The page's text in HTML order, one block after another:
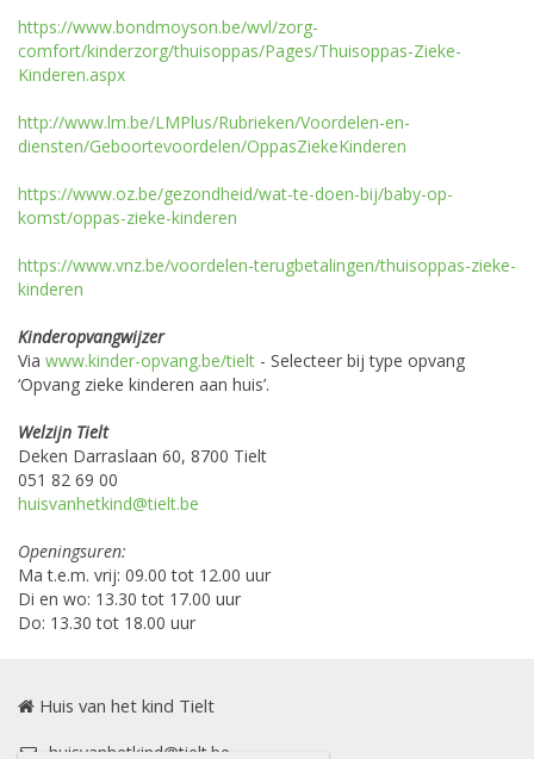
https://www.bondmoyson.be/wvl/zorg-
comfort/kinderzorg/thuisoppas/Pages/Thuisoppas-Zieke-
Kinderen.aspx
http://www.lm.be/LMPlus/Rubrieken/Voordelen-en-
diensten/Geboortevoordelen/OppasZiekeKinderen
https://www.oz.be/gezondheid/wat-te-doen-bij/baby-op-
komst/oppas-zieke-kinderen
https://www.vnz.be/voordelen-terugbetalingen/thuisoppas-zieke-
kinderen
Kinderopvangwijzer
Via www.kinder-opvang.be/tielt - Selecteer bij type opvang
‘Opvang zieke kinderen aan huis’.
Welzijn Tielt
Deken Darraslaan 60, 8700 Tielt
051 82 69 00
huisvanhetkind@tielt.be
Openingsuren:
Ma t.e.m. vrij: 09.00 tot 12.00 uur
Di en wo: 13.30 tot 17.00 uur
Do: 13.30 tot 18.00 uur
Huis van het kind Tielt
huisvanhetkind@tielt.be